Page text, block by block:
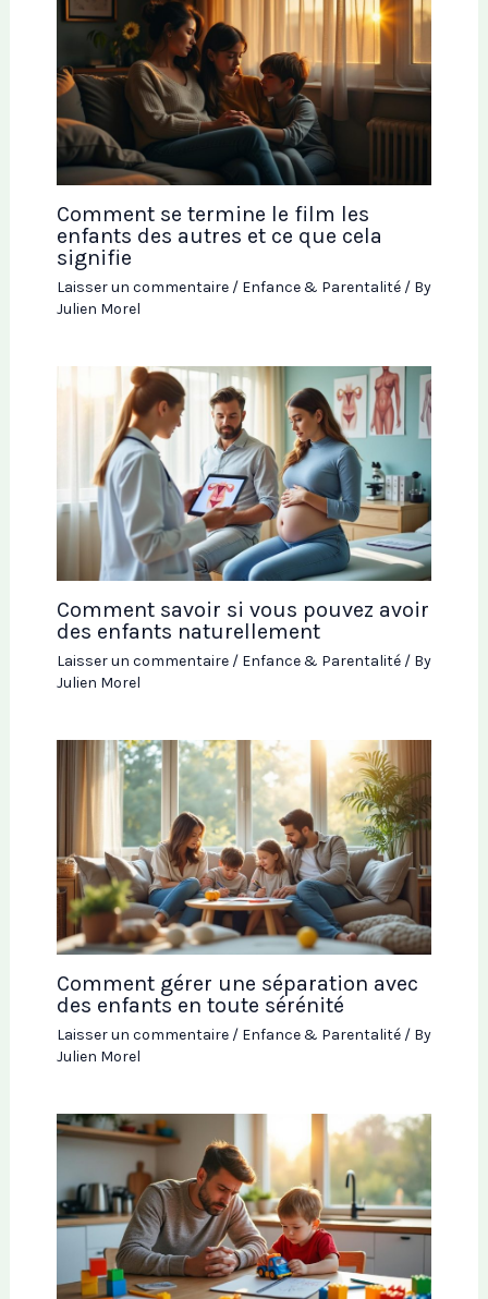
Comment se termine le film les
enfants des autres et ce que cela
signifie
Laisser un commentaire / Enfance & Parentalité/ By
Julien Morel
Comment savoir si vous pouvez avoir
des enfants naturellement
Laisser un commentaire / Enfance & Parentalité/ By
Julien Morel
Comment gérer une séparation avec
des enfants en toute sérénité
Laisser un commentaire / Enfance & Parentalité/ By
Julien Morel